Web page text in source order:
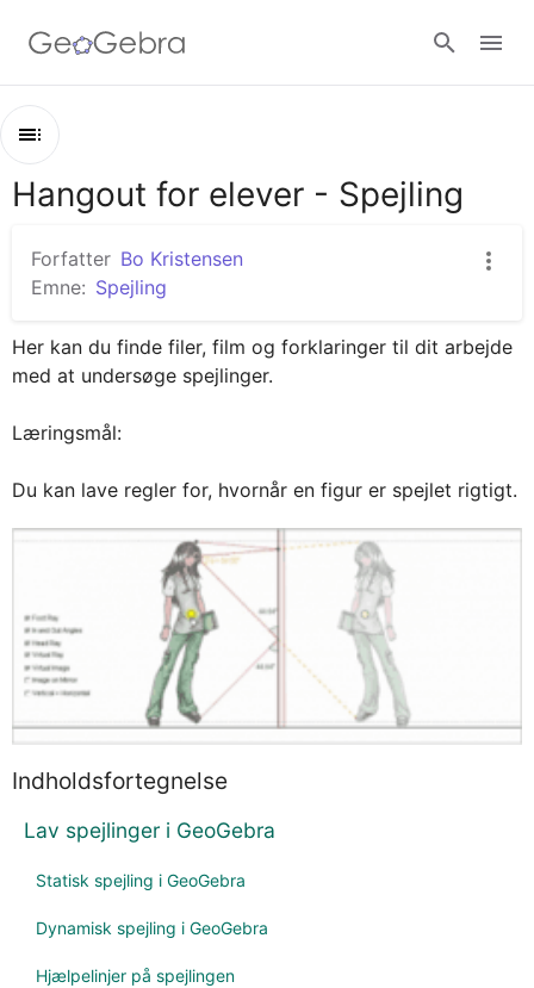
Google Classroom
GeoGebra Classroom
Opsummering
Lav spejlinger i GeoGebra
Vurder spejlinger
Lav din egen forklaring
Lav spejlet (ekstraopgave)
Ekstra udfordring til de hårde - /kk9b
Hangout for elever - Spejling
Forfatter Bo Kristensen
Emne: Spejling
Her kan du finde filer, film og forklaringer til dit arbejde
med at undersøge spejlinger.
Læringsmål:
Du kan lave regler for, hvornår en figur er spejlet rigtigt.
Indholdsfortegnelse
Lav spejlinger i GeoGebra
Statisk spejling i GeoGebra
Dynamisk spejling i GeoGebra
Hjælpelinjer på spejlingen